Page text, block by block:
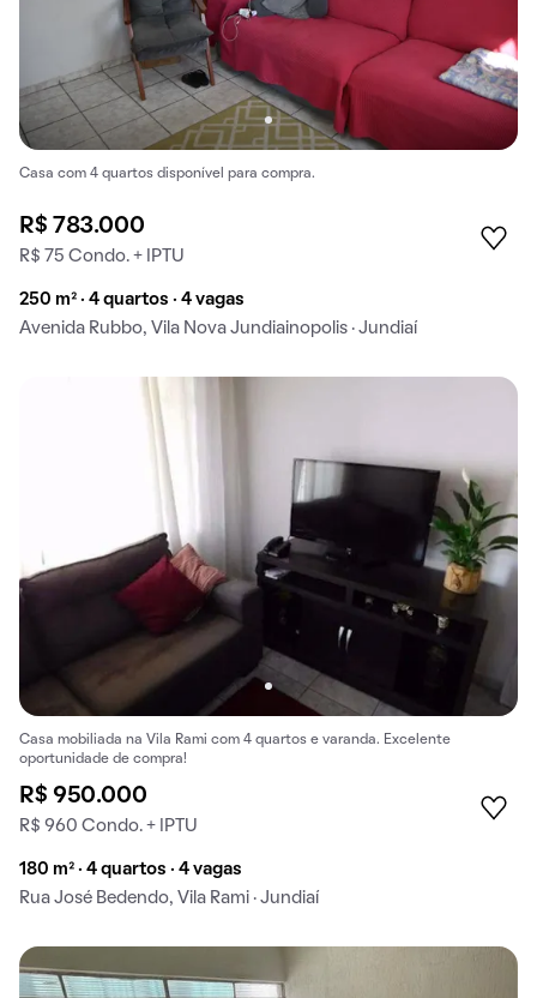
Casa com 4 quartos disponível para compra.
R$ 783.000
R$ 75 Condo. + IPTU
250 m² · 4 quartos · 4 vagas
Avenida Rubbo, Vila Nova Jundiainopolis · Jundiaí
Casa mobiliada na Vila Rami com 4 quartos e varanda. Excelente
oportunidade de compra!
R$ 950.000
R$ 960 Condo. + IPTU
180 m² · 4 quartos · 4 vagas
Rua José Bedendo, Vila Rami · Jundiaí